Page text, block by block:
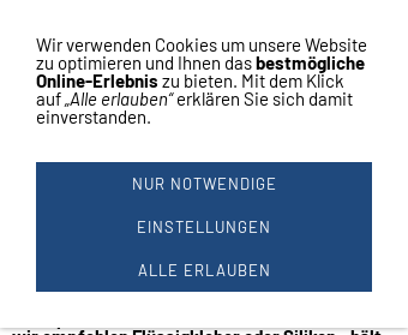
Navigation einblenden
KATALOGWARE
Preis für 50 Stück
Wir verwenden Cookies um unsere Website
zu optimieren und Ihnen dasbestmögliche
Online-Erlebnis zu bieten. Mit dem Klick
auf„Alle erlauben“erklären Sie sich damit
einverstanden.
NUR NOTWENDIGE
EINSTELLUNGEN
ALLE ERLAUBEN